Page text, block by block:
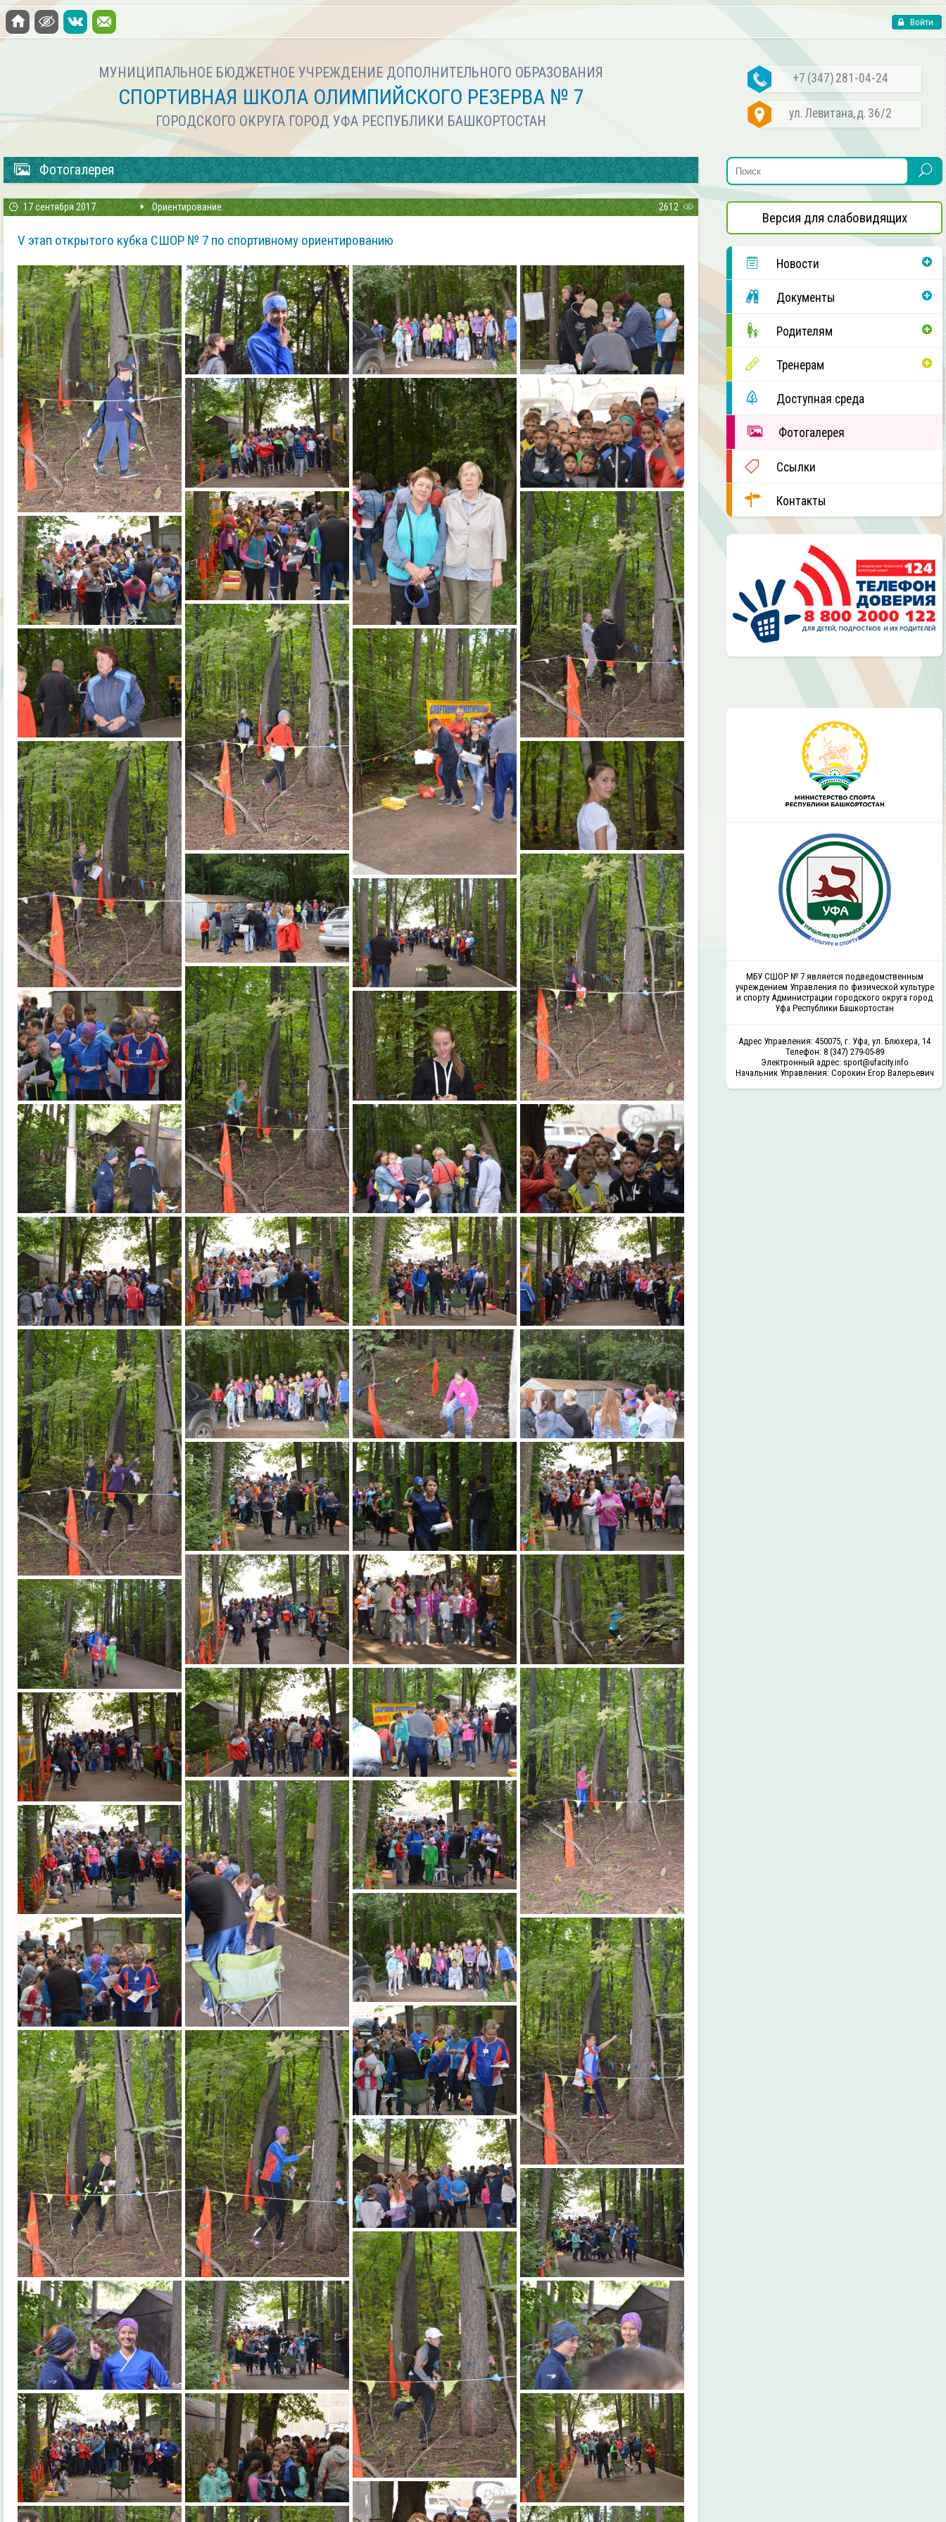
Войти
МУНИЦИПАЛЬНОЕ БЮДЖЕТНОЕ УЧРЕЖДЕНИЕ ДОПОЛНИТЕЛЬНОГО ОБРАЗОВАНИЯ
СПОРТИВНАЯ ШКОЛА ОЛИМПИЙСКОГО РЕЗЕРВА № 7
ГОРОДСКОГО ОКРУГА ГОРОД УФА РЕСПУБЛИКИ БАШКОРТОСТАН
+7 (347) 281-04-24
ул. Левитана, д. 36/2
Версия для слабовидящих
Новости
Документы
Родителям
Тренерам
Доступная среда
Фотогалерея
Ссылки
Контакты
МБУ СШОР № 7 является подведомственным
учреждением Управления по физической культуре
и спорту Администрации городского округа город
Уфа Республики Башкортостан
Адрес Управления: 450075, г. Уфа, ул. Блюхера, 14
Телефон: 8 (347) 279-05-89
Электронный адрес: sport@ufacity.info
Начальник Управления: Сорокин Егор Валерьевич
Фотогалерея
17 сентября 2017 Ориентирование 2612
V этап открытого кубка СШОР № 7 по спортивному ориентированию